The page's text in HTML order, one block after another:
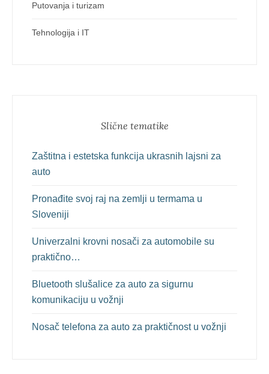
Putovanja i turizam
Tehnologija i IT
Slične tematike
Zaštitna i estetska funkcija ukrasnih lajsni za
auto
Pronađite svoj raj na zemlji u termama u
Sloveniji
Univerzalni krovni nosači za automobile su
praktično…
Bluetooth slušalice za auto za sigurnu
komunikaciju u vožnji
Nosač telefona za auto za praktičnost u vožnji